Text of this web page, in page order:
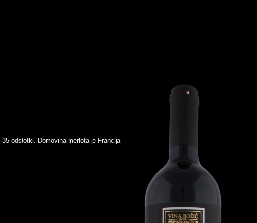
odstotki. Domovina merlota je Francija